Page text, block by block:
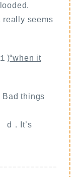
really seems
)“when it
things
d．It’s